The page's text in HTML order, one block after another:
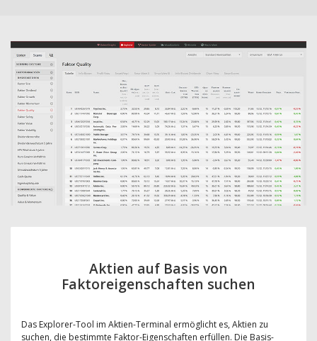
Aktien auf Basis von
Faktoreigenschaften suchen
Das Explorer-Tool im Aktien-Terminal ermöglicht es, Aktien zu
suchen, die bestimmte Faktor-Eigenschaften erfüllen. Die Basis-